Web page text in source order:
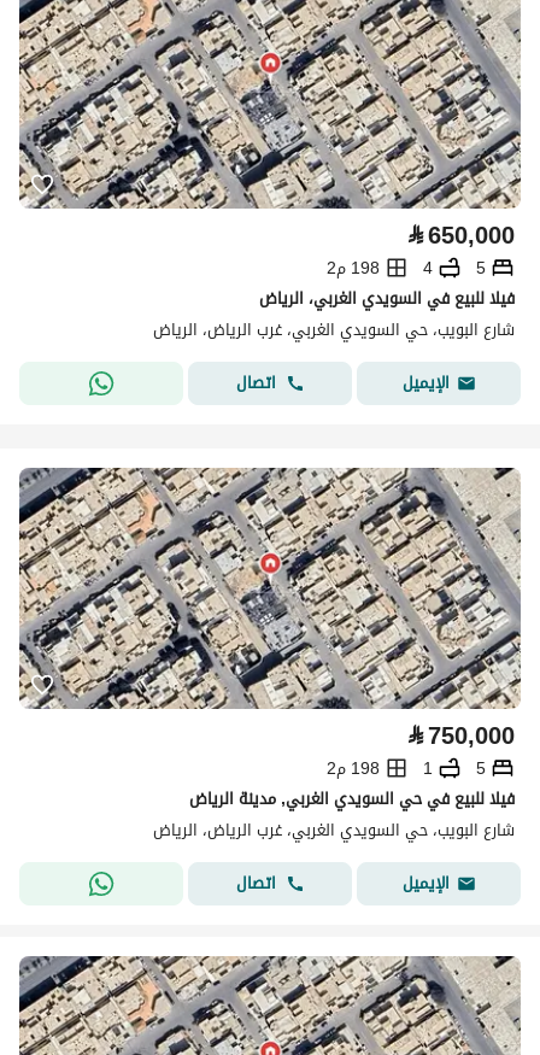
⃁650,000
5
4
198 م2
فيلا للبيع في السويدي الغربي، الرياض
شارع البويب، حي السويدي الغربي، غرب الرياض، الرياض
الإيميل
اتصال
⃁750,000
5
1
198 م2
فيلا للبيع في حي السويدي الغربي, مدينة الرياض
شارع البويب، حي السويدي الغربي، غرب الرياض، الرياض
الإيميل
اتصال